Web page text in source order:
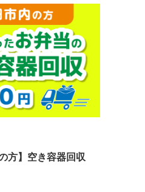
方】空き容器回収